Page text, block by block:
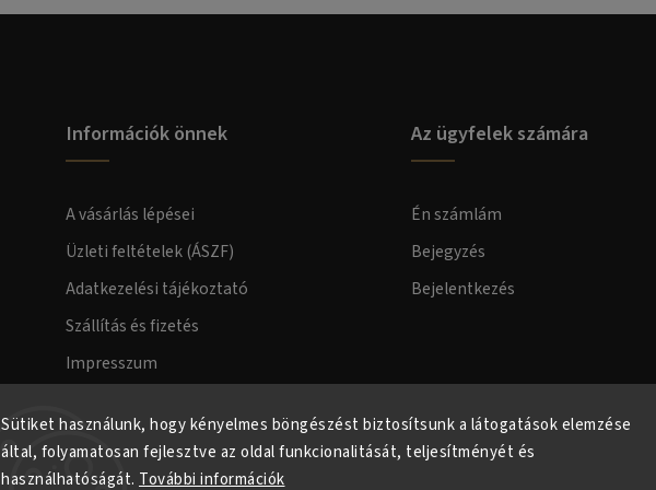
Sütiket használunk, hogy kényelmes böngészést biztosítsunk a látogatások elemzése
által, folyamatosan fejlesztve az oldal funkcionalitását, teljesítményét és
használhatóságát. További információk
Információk önnek
A vásárlás lépései
Üzleti feltételek (ÁSZF)
Adatkezelési tájékoztató
Szállítás és fizetés
Impresszum
Az ügyfelek számára
Én számlám
Bejegyzés
Bejelentkezés